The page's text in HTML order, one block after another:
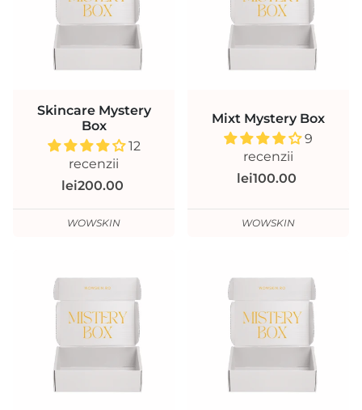
Skincare Mystery
Box
12
recenzii
lei200.00
WOWSKIN
Mixt Mystery Box
9
recenzii
lei100.00
WOWSKIN